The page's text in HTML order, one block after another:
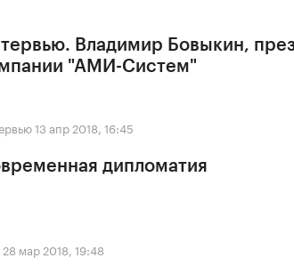
Владимир Бовыкин,
"АМИ-Систем"
13 апр 2018, 16:45
дипломатия
28 мар 2018, 19:48